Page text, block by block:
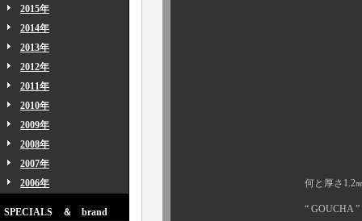
2015年
2014年
2013年
2012年
2011年
2010年
2009年
2008年
2007年
2006年
SPECIALS ＆ brand
何と厚さ1.2㎜、魅惑のオ
“ GOUCHA ” より初のレ